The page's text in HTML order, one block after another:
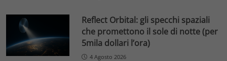
Reflect Orbital: gli specchi spaziali
che promettono il sole di notte (per
5mila dollari l’ora)
4 Agosto 2026